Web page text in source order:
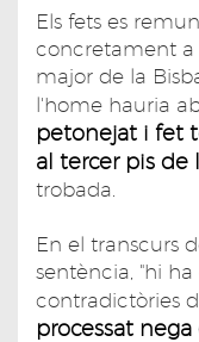
Els fets es
concretament a
major de la
l'home hauria
petonejat i fet
al tercer pis de
trobada.
En el transcurs
sentència, "hi ha
contradictòries
processat nega